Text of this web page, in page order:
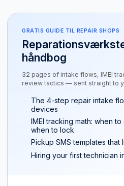
GRATIS GUIDE TIL REPAIR SHOPS
håndbog
32 pages of intake flows, IMEI
review tactics — sent straight to
The 4-step repair intake
devices
IMEI tracking math: when
when to lock
Pickup SMS templates that
Hiring your first technician